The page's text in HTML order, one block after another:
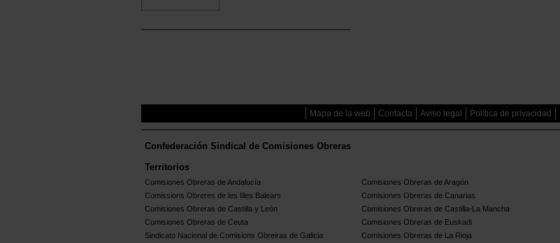
Mapa de la web Contacta Aviso legal Política de privacidad
Confederación Sindical de Comisiones Obreras
Territorios
Comisiones Obreras de Andalucía Comisiones Obreras de Aragón
Comissions Obreres de les Illes Balears
Comisiones Obreras de Canarias
Comisiones Obreras de Castilla y León
Comisiones Obreras de Castilla-La Mancha
Comisiones Obreras de Ceuta
Comisiones Obreras de Euskadi
Sindicato Nacional de Comisions Obreiras de Galicia
Comisiones Obreras de La Rioja